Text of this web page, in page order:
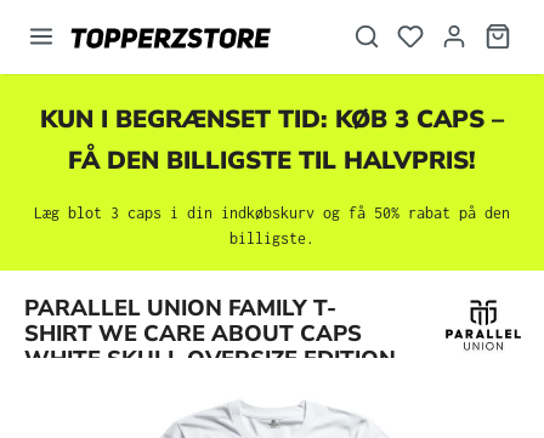
KUN I BEGRÆNSET TID: KØB 3 CAPS –
FÅ DEN BILLIGSTE TIL HALVPRIS!
Læg blot 3 caps i din indkøbskurv og få 50% rabat på den
billigste.
PARALLEL UNION FAMILY T-
SHIRT WE CARE ABOUT CAPS
WHITE SKULL OVERSIZE EDITION
Spring over billedgalleri